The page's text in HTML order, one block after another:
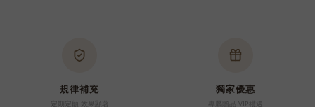
規律補充
定期定額 效果顯著
獨家優惠
專屬贈品 VIP禮遇